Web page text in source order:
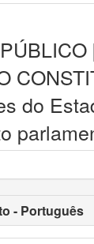
do
- Português